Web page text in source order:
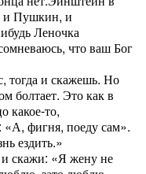
и Пушкин, и
Леночка
что ваш Бог
тогда и скажешь. Но
болтает. Это как в
какое-то,
«А, фигня, поеду сам».
ездить.»
скажи: «Я жену не